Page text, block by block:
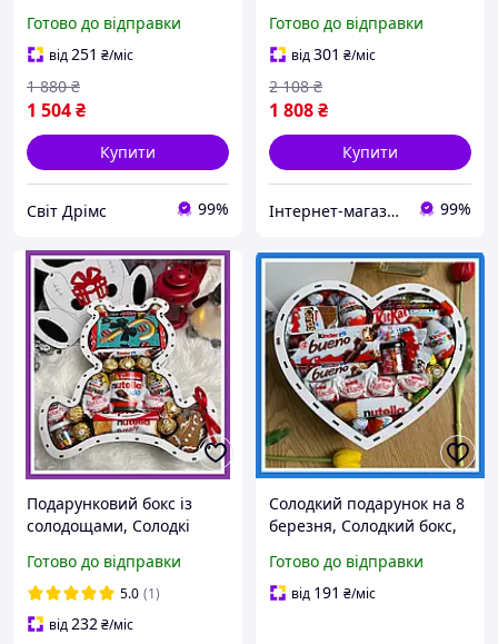
бокс Подарунковий бокс з
цукерками 31 шт
Готово до відправки
від251 ₴/міс
1 504₴
1 880 ₴
Купити
Світ Дрімс 99%
цукерками у формі серця
Готово до відправки
від301 ₴/міс
1 808₴
2 108 ₴
Купити
Інтернет-магазин - "Aks24" 99%
Подарунковий бокс із
солодощами, Солодкі
Подарункові цукерки
кіндер, Подарунки з
цукерок
Готово до відправки
5.0 (1)
від232₴/міс
Солодкий подарунок на 8
березня, Солодкий бокс,
солодощами, Подарункові
цукерки кіндер
Готово до відправки
від 191 ₴/міс